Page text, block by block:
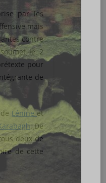
par les
mais
contre
le 2
pour
de
Lénineet
. De
deux de
de cette